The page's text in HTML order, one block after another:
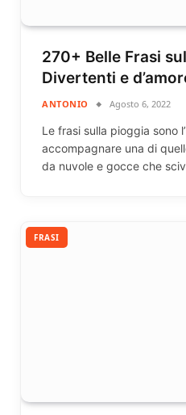
270+ Belle Frasi
Divertenti e
ANTONIO Agosto 6, 2022
Le frasi sulla pioggia sono
accompagnare una di
da nuvole e gocce che
FRASI